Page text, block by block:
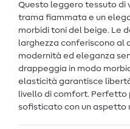
Questo leggero tessuto di
trama fiammata e un
morbidi toni del beige. Le
larghezza conferiscono al
modernità ed eleganza
drappeggia in modo
elasticità garantisce
livello di comfort. Perfetto
sofisticato con un aspetto